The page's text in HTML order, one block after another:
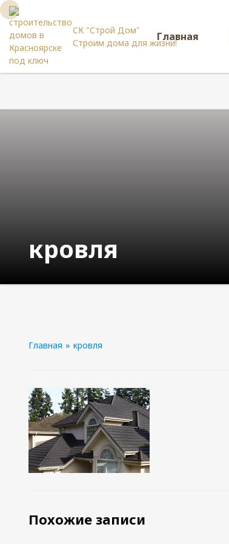
СК "Строй Дом"
Строим дома для жизни!Главная
кровля
Главная » кровля
Похожие записи